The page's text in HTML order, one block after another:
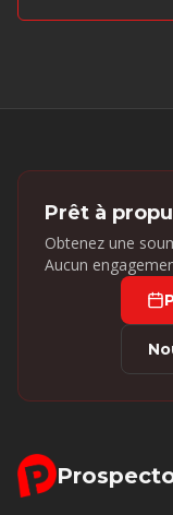
Prêt à
Obtenez une
Aucun